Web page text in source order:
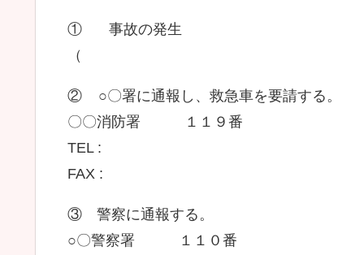
① 事故の発生
（
② ○〇署に通報し、救急車を要請する。
〇〇消防署 １１９番
TEL :
FAX :
③ 警察に通報する。
○〇警察署 １１０番